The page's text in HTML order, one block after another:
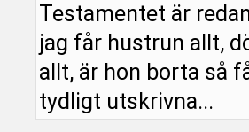
Testamentet är
jag får hustrun allt,
allt, är hon borta så
tydligt utskrivna...